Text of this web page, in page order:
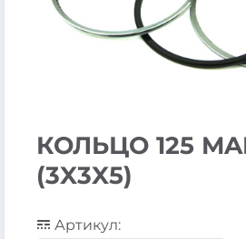
КОЛЬЦО 125
(3X3X5)
Артикул: